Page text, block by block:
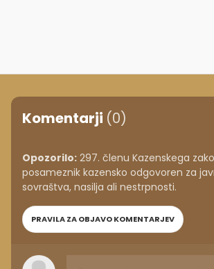
Komentarji (0)
Opozorilo: 297. členu Kazenskega
posameznik kazensko odgovoren za
sovraštva, nasilja ali nestrpnosti.
PRAVILA ZA OBJAVO KOMENTARJEV